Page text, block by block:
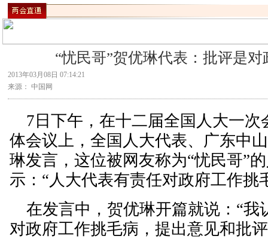
“忧民哥”贺优琳代表：批评是
2013年03月08日 07:14:21
来源： 中国网
7日下午，在十二届全国人大一次
体会议上，全国人大代表、广东中
琳发言，这位被网友称为“忧民哥”
示：“人大代表有责任对政府工作挑
在发言中，贺优琳开篇就说：“我
对政府工作挑毛病，提出意见和批